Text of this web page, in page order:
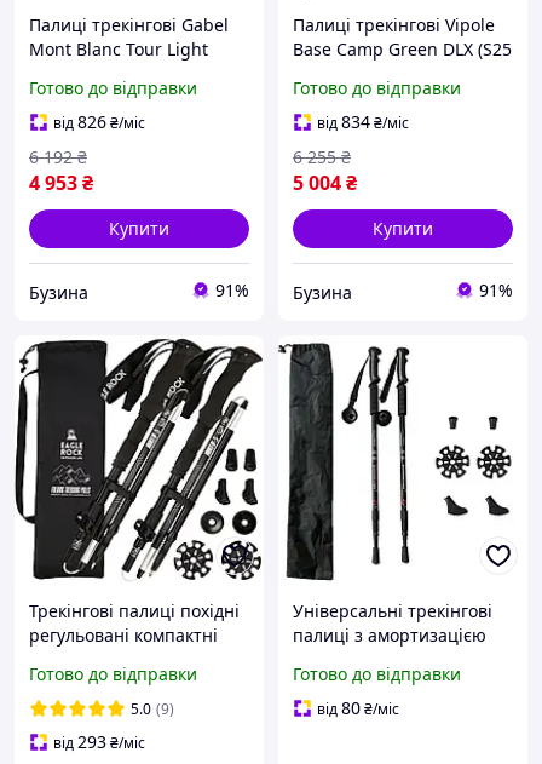
Палиці трекінгові Gabel
Mont Blanc Tour Light
buzyna
Готово до відправки
від826₴/міс
4 953₴
6 192 ₴
Купити
Бузина 91%
Палиці трекінгові Vipole
Base Camp Green DLX (S25
Готово до відправки
від834₴/міс
5 004₴
6 255 ₴
Купити
Бузина 91%
Трекінгові палиці похідні
регульовані компактні
складні чорні
Готово до відправки
5.0 (9)
від293₴/міс
Універсальні трекінгові
палиці з амортизацією
Готово до відправки
від80₴/міс